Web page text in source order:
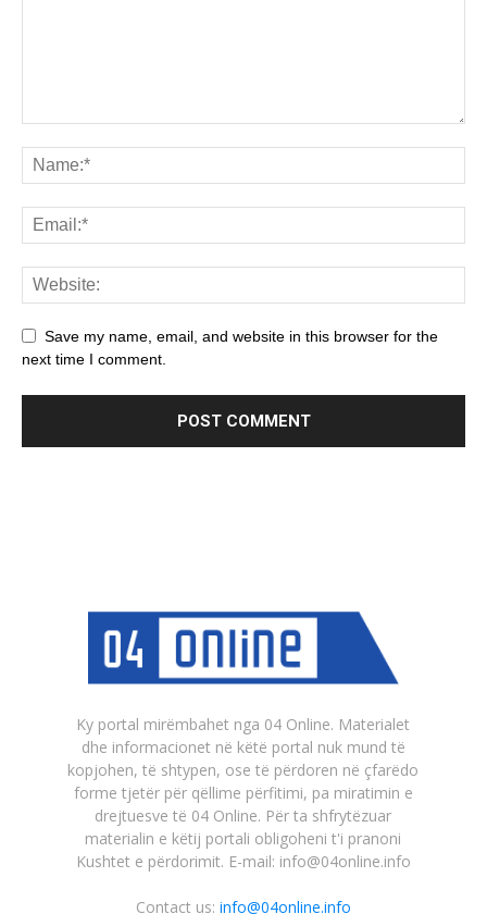
Save my name, email, and website in this browser for the
next time I comment.
Ky portal mirëmbahet nga 04 Online. Materialet
dhe informacionet në këtë portal nuk mund të
kopjohen, të shtypen, ose të përdoren në çfarëdo
forme tjetër për qëllime përfitimi, pa miratimin e
drejtuesve të 04 Online. Për ta shfrytëzuar
materialin e këtij portali obligoheni t'i pranoni
Kushtet e përdorimit. E-mail: info@04online.info
Contact us: info@04online.info